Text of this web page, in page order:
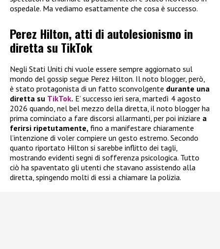
ospedale. Ma vediamo esattamente che cosa è successo.
Perez Hilton, atti di autolesionismo in
diretta su TikTok
Negli Stati Uniti chi vuole essere sempre aggiornato sul
mondo del gossip segue Perez Hilton. Il noto blogger, però,
è stato protagonista di un fatto sconvolgente durante una
diretta su TikTok. E’ successo ieri sera, martedì 4 agosto
2026 quando, nel bel mezzo della diretta, il noto blogger ha
prima cominciato a fare discorsi allarmanti, per poi iniziare a
ferirsi ripetutamente, fino a manifestare chiaramente
l’intenzione di voler compiere un gesto estremo. Secondo
quanto riportato Hilton si sarebbe inflitto dei tagli,
mostrando evidenti segni di sofferenza psicologica. Tutto
ciò ha spaventato gli utenti che stavano assistendo alla
diretta, spingendo molti di essi a chiamare la polizia.